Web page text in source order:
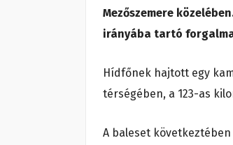
Mezőszemere
irányába tartó
Hídfőnek hajtott egy
térségében, a 123-as
A baleset